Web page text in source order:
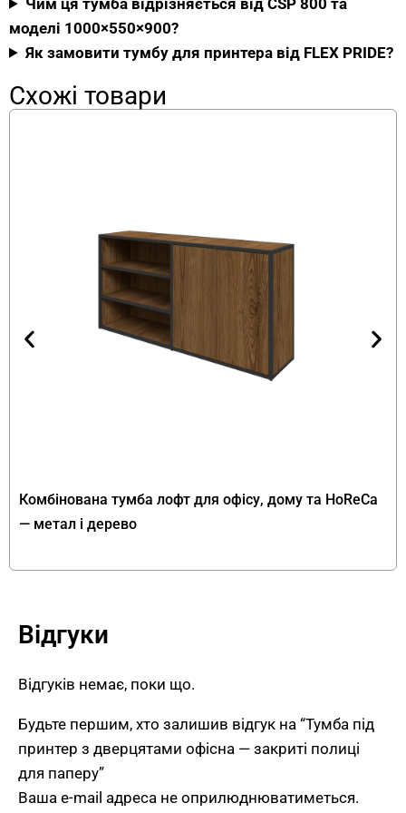
полицями — дверцята надійно захищають
папір та картриджі від забруднення.
Ергономічна висота 700 мм. Офісна
дозволяє комфортно працювати як
дрібниці.
Компактні розміри 900×500×700 мм.
Закрита конструкція під БФП не займе
багато місця біля
робочого столу
Стиль.Універсальний дизайн у кольорі
антрацит від FLEX PRIDE впишеться в будь-
Невисока офісна модель під принтер підходить
для різних робочих просторів — розмістіть її
оргтехніки. На стільниці 900×500 мм вільно
FLEX PRIDE підійде для
Оберіть потрібний колір із
понад 40 відтінків. Гарантія FLEX PRIDE — 12
місяців.
Інші тумби під принтер від FLEX
моделі 1000×550×900?
Як замовити тумбу для принтера від FLEX PRIDE?
Схожі товари
Комбінована тумба лофт для офісу, дому та HoReCa
— метал і дерево
Відгуки
Відгуків немає, поки що.
Будьте першим, хто залишив відгук на “Тумба під
принтер з дверцятами офісна — закриті полиці
для паперу”
Ваша e-mail адреса не оприлюднюватиметься.